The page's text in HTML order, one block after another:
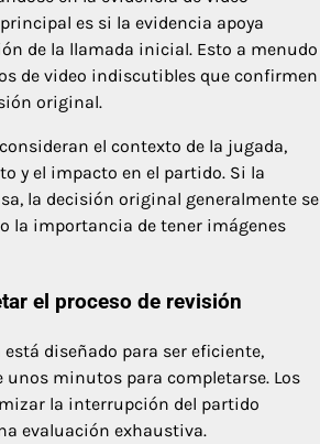
es si la evidencia apoya
de la llamada inicial. Esto a menudo
de video indiscutibles que confirmen
original.
el contexto de la jugada,
y el impacto en el partido. Si la
la decisión original generalmente se
la importancia de tener imágenes
el proceso de revisión
está diseñado para ser eficiente,
minutos para completarse. Los
la interrupción del partido
evaluación exhaustiva.